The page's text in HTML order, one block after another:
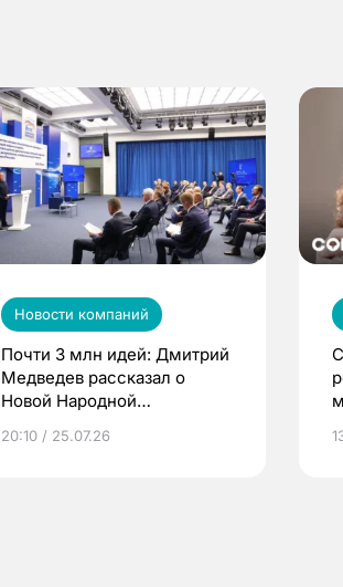
Новости компаний
Почти 3 млн идей: Дмитрий
Медведев рассказал о
Новой Народной
20:10 / 25.07.26